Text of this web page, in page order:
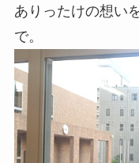
ありったけの想い
で。